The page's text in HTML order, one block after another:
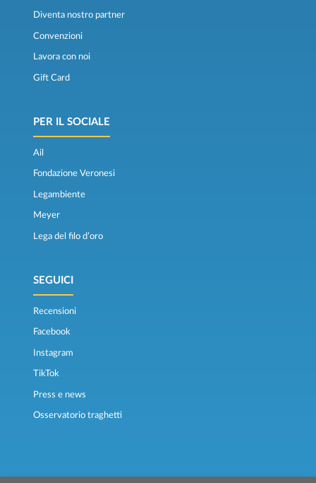
Diventa nostro partner
Convenzioni
Lavora con noi
Gift Card
PER IL SOCIALE
Ail
Fondazione Veronesi
Legambiente
Meyer
Lega del filo d’oro
SEGUICI
Recensioni
Facebook
Instagram
TikTok
Press e news
Osservatorio traghetti